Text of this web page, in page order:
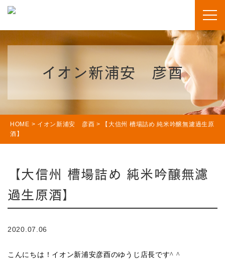
イオン新浦安 彦酉
HOME > イオン新浦安 彦酉 >
【大信州 槽場詰め 純米吟醸無濾過生原
酒】
【大信州 槽場詰め 純米吟醸無濾
過生原酒】
2020.07.06
こんにちは！イオン新浦安彦酉のゆうじ店長です^ ^